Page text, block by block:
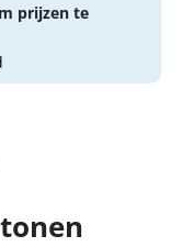
prijzen te